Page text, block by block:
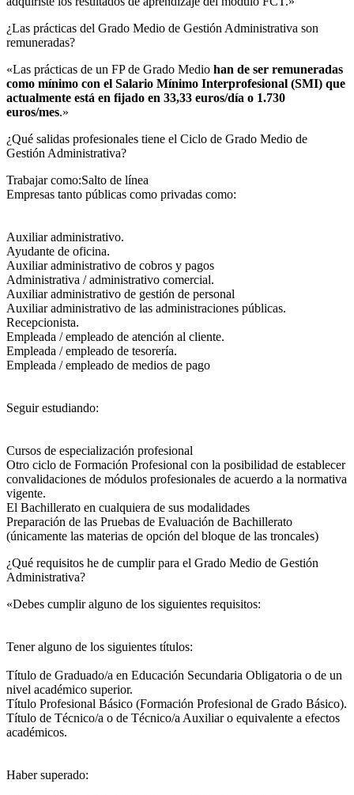
¿Las prácticas del Grado Medio de Gestión Administrativa son
remuneradas?​
«Las prácticas de un FP de Grado Medio han de ser remuneradas
como mínimo con el Salario Mínimo Interprofesional (SMI) que
actualmente está en fijado en 33,33 euros/día o 1.730
euros/mes.»
¿Qué salidas profesionales tiene el Ciclo de Grado Medio de
Gestión Administrativa?​
Trabajar como:Salto de línea
Empresas tanto públicas como privadas como:
Auxiliar administrativo.
Ayudante de oficina.
Auxiliar administrativo de cobros y pagos
Administrativa / administrativo comercial.
Auxiliar administrativo de gestión de personal
Auxiliar administrativo de las administraciones públicas.
Recepcionista.
Empleada / empleado de atención al cliente.
Empleada / empleado de tesorería.
Empleada / empleado de medios de pago
Seguir estudiando:
Cursos de especialización profesional
Otro ciclo de Formación Profesional con la posibilidad de establecer
convalidaciones de módulos profesionales de acuerdo a la normativa
vigente.
El Bachillerato en cualquiera de sus modalidades
Preparación de las Pruebas de Evaluación de Bachillerato
(únicamente las materias de opción del bloque de las troncales)
¿Qué requisitos he de cumplir para el Grado Medio de Gestión
Administrativa?
«Debes cumplir alguno de los siguientes requisitos:
Tener alguno de los siguientes títulos:
Título de Graduado/a en Educación Secundaria Obligatoria o de un
nivel académico superior.
Título Profesional Básico (Formación Profesional de Grado Básico).
Título de Técnico/a o de Técnico/a Auxiliar o equivalente a efectos
académicos.
Haber superado: